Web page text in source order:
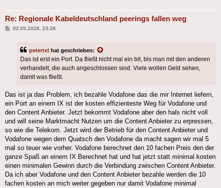
Re: Regionale Kabeldeutschland peerings fallen weg
Beitrag
02.05.2026, 23:26
petertxt hat geschrieben:
Das ist erst ein Port. Da fließt nicht mal ein bit, bis man mit den anderen
verhandelt, die auch angeschlossen sind. Viele wollen Geld sehen,
damit was fließt.
Das ist ja das Problem, ich bezahle Vodafone das die mir Internet liefern,
ein Port an einem IX ist der kosten effizienteste Weg für Vodafone und
den Content Anbieter. Jetzt bekommt Vodafone aber den hals nicht voll
und will seine Marktmacht Nutzen um die Content Anbieter zu erpressen,
so wie die Telekom. Jetzt wird der Betrieb für den Content Anbieter und
Vodafone wegen dem Quatsch den Vodafone da macht sagen wir mal 5
mal so teuer wie vorher. Vodafone berechnet den 10 fachen Preis den der
ganze Spaß an einem IX Berechnet hat und hat jetzt statt minimal kosten
einen minimalen Gewinn durch die Verbindung zwischen Content Anbieter.
Da ich aber Vodafone und den Content Anbieter bezahle werden die 10
fachen kosten an mich weiter gegeben nur damit Vodafone minimal